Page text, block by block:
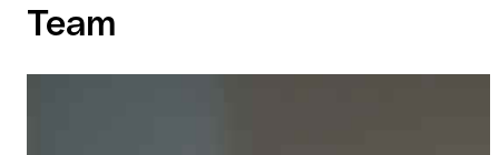
Team